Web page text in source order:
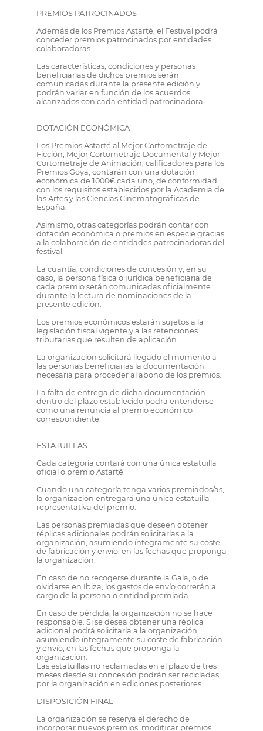
PREMIOS PATROCINADOS
Además de los Premios Astarté, el Festival podrá
conceder premios patrocinados por entidades
colaboradoras.
Las características, condiciones y personas
beneficiarias de dichos premios serán
comunicadas durante la presente edición y
podrán variar en función de los acuerdos
alcanzados con cada entidad patrocinadora.
DOTACIÓN ECONÓMICA
Los Premios Astarté al Mejor Cortometraje de
Ficción, Mejor Cortometraje Documental y Mejor
Cortometraje de Animación, calificadores para los
Premios Goya, contarán con una dotación
económica de 1000€ cada uno, de conformidad
con los requisitos establecidos por la Academia de
las Artes y las Ciencias Cinematográficas de
España.
Asimismo, otras categorías podrán contar con
dotación económica o premios en especie gracias
a la colaboración de entidades patrocinadoras del
festival.
La cuantía, condiciones de concesión y, en su
caso, la persona física o jurídica beneficiaria de
cada premio serán comunicadas oficialmente
durante la lectura de nominaciones de la
presente edición.
Los premios económicos estarán sujetos a la
legislación fiscal vigente y a las retenciones
tributarias que resulten de aplicación.
La organización solicitará llegado el momento a
las personas beneficiarias la documentación
necesaria para proceder al abono de los premios.
La falta de entrega de dicha documentación
dentro del plazo establecido podrá entenderse
como una renuncia al premio económico
correspondiente.
ESTATUILLAS
Cada categoría contará con una única estatuilla
oficial o premio Astarté.
Cuando una categoría tenga varios premiados/as,
la organización entregará una única estatuilla
representativa del premio.
Las personas premiadas que deseen obtener
réplicas adicionales podrán solicitarlas a la
organización, asumiendo íntegramente su coste
de fabricación y envío, en las fechas que proponga
la organización.
En caso de no recogerse durante la Gala, o de
olvidarse en Ibiza, los gastos de envío correrán a
cargo de la persona o entidad premiada.
En caso de pérdida, la organización no se hace
responsable. Si se desea obtener una réplica
adicional podrá solicitarla a la organización,
asumiendo íntegramente su coste de fabricación
y envío, en las fechas que proponga la
organización.
Las estatuillas no reclamadas en el plazo de tres
meses desde su concesión podrán ser recicladas
por la organización en ediciones posteriores.
DISPOSICIÓN FINAL
La organización se reserva el derecho de
incorporar nuevos premios, modificar premios